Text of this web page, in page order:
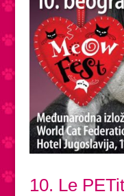
10. Le